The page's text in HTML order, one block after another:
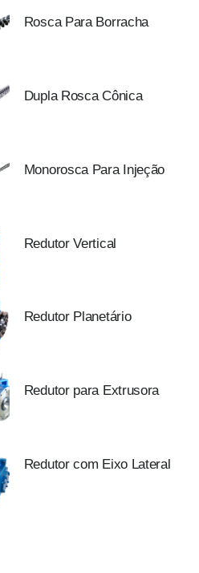
Rosca Para Borracha
Dupla Rosca Cônica
Monorosca Para Injeção
Redutor Vertical
Redutor Planetário
Redutor para Extrusora
Redutor com Eixo Lateral